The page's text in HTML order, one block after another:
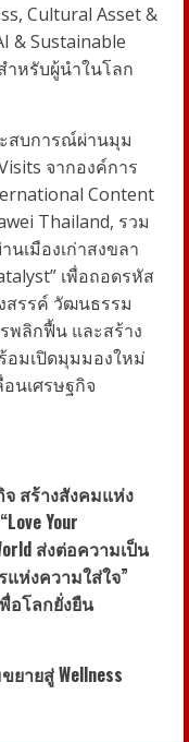
Cultural Asset &
& Sustainable
หรับผู้นำในโลก
สบการณ์ผ่านมุม
จากองค์การ
Content
Thailand, รวม
เมืองเก่าสงขลา
เพื่อถอดรหัส
สรรค์ วัฒนธรรม
พลิกฟื้น และสร้าง
อมเปิดมุมมองใหม่
นเศรษฐกิจ
สร้างสังคมแห่ง
Your
ส่งต่อความเป็น
แห่งความใส่ใจ”
อโลกยั่งยืน
ยายสู่ Wellness